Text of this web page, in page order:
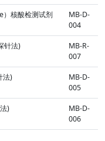
核酸检测试剂
MB-D-
004
针法)
MB-R-
007
法)
MB-D-
005
)
MB-D-
006